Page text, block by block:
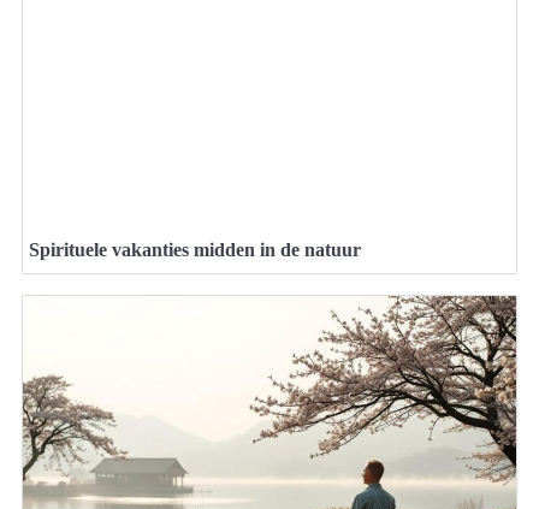
Spirituele vakanties midden in de natuur